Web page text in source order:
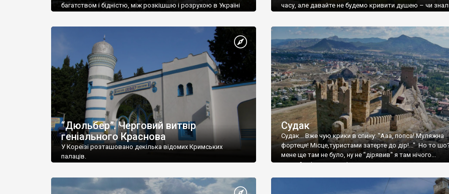
багатством і бідністю, між розкішшю і розрухою в Україні
часу, але давайте не будемо кривити душею – чи
“Дюльбер”. Черговий витвір
геніального Краснова
У Кореїзі розташовано декілька відомих Кримських
палаців.
Судак
Судак... Вже чую крики в спину: "Ааа, попса! Муляжна
фортеця! Місце,туристами затерте до дір!..." Но то
мене ще там не було, ну не "дірявив" я там нічого...
принаймні до цього літа.